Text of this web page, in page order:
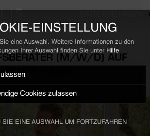
EINSTELLUNG
eine Auswahl. Weitere Informationen zu den
Ihrer Auswahl finden Sie unter Hilfe
Cookies zulassen
SIE EINE AUSWAHL UM FORTZUFAHREN
(M/W/D) AUF
BASIS